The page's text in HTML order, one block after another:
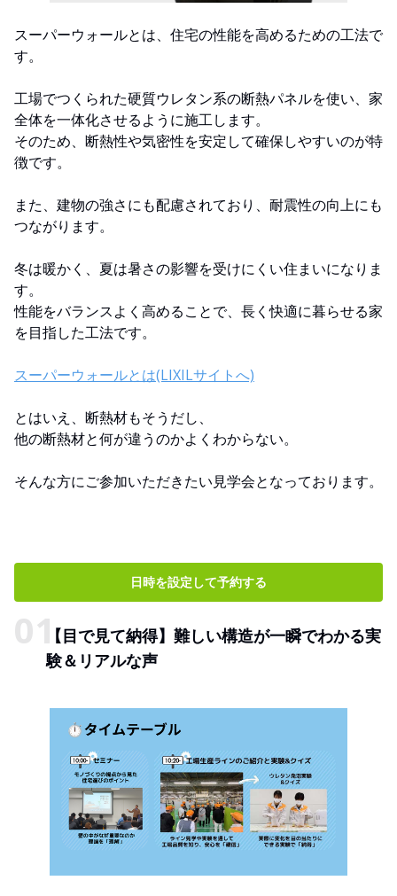
スーパーウォールとは、住宅の性能を高めるための工法で
す。
工場でつくられた硬質ウレタン系の断熱パネルを使い、家
全体を一体化させるように施工します。
そのため、断熱性や気密性を安定して確保しやすいのが特
徴です。
また、建物の強さにも配慮されており、耐震性の向上にも
つながります。
冬は暖かく、夏は暑さの影響を受けにくい住まいになりま
す。
性能をバランスよく高めることで、長く快適に暮らせる家
を目指した工法です。
スーパーウォールとは(LIXILサイトへ)
とはいえ、断熱材もそうだし、
他の断熱材と何が違うのかよくわからない。
そんな方にご参加いただきたい見学会となっております。
日時を設定して予約する
【目で見て納得】難しい構造が一瞬でわかる実
験＆リアルな声